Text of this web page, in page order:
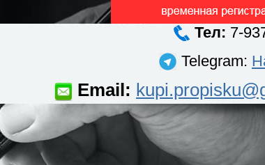
Тел: 7-
Telegram:
Email: